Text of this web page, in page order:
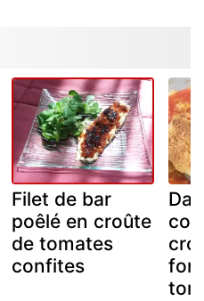
Filet de bar
poêlé en croûte
de tomates
confites